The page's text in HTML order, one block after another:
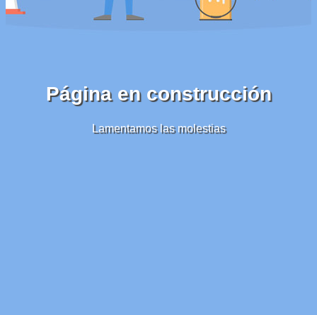
Página en construcción
Lamentamos las molestias